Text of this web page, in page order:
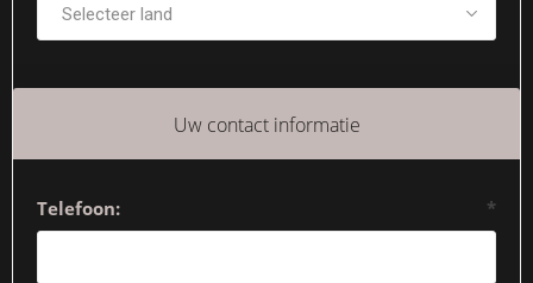
Uw contact informatie
Telefoon: *